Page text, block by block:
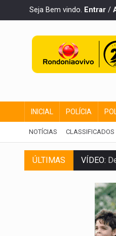
Seja Bem vindo. Entrar /
INICIAL POLÍCIA
NOTÍCIAS CLASSIFICADOS
ÚLTIMAS VÍDEO:
VÍDEO: